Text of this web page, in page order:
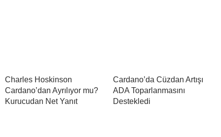
Charles Hoskinson
Cardano’dan Ayrılıyor mu?
Kurucudan Net Yanıt
Cardano’da Cüzdan Artışı
ADA Toparlanmasını
Destekledi